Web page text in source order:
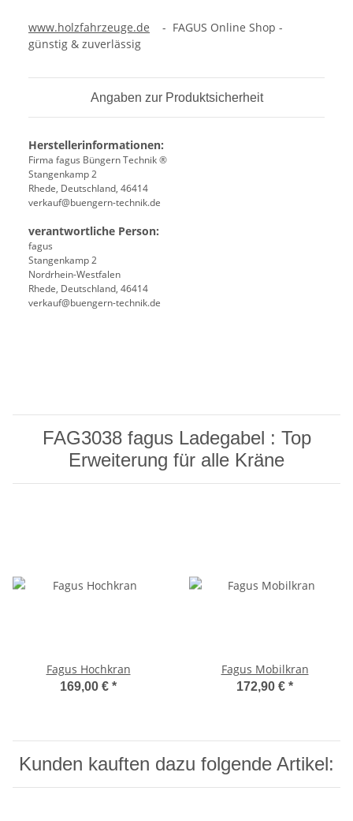
www.holzfahrzeuge.de - FAGUS Online Shop -
günstig & zuverlässig
Angaben zur Produktsicherheit
Herstellerinformationen:
Firma fagus Büngern Technik ®
Stangenkamp 2
Rhede, Deutschland, 46414
verkauf@buengern-technik.de
verantwortliche Person:
fagus
Stangenkamp 2
Nordrhein-Westfalen
Rhede, Deutschland, 46414
verkauf@buengern-technik.de
FAG3038 fagus Ladegabel : Top
Erweiterung für alle Kräne
Fagus Hochkran
169,00 € *
Fagus Mobilkran
172,90 € *
Kunden kauften dazu folgende Artikel: